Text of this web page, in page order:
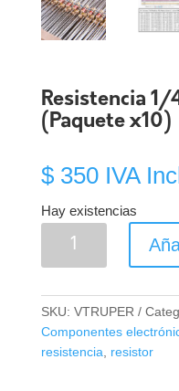
Resistencia
(Paquete x10)
$350 IVA
Hay existencias
Resistencia
(Paquete
x10)
SKU: VTRUPER
Componentes
resistencia, resistor